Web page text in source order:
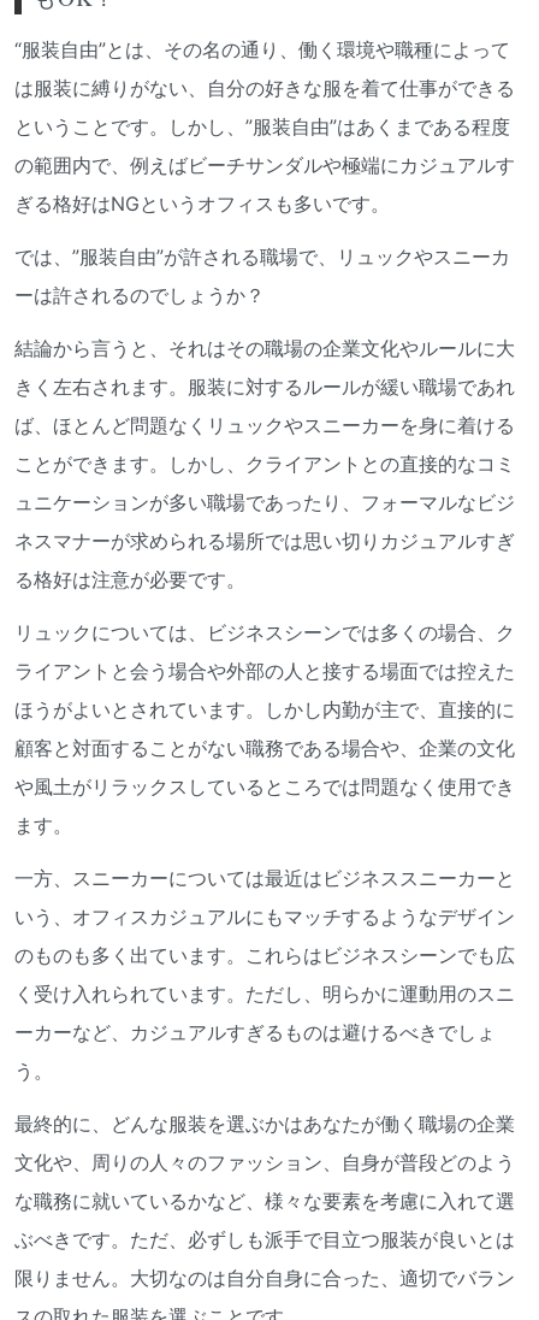
“服装自由”とは、その名の通り、働く環境や職種によって
は服装に縛りがない、自分の好きな服を着て仕事ができる
ということです。しかし、”服装自由”はあくまである程度
の範囲内で、例えばビーチサンダルや極端にカジュアルす
ぎる格好はNGというオフィスも多いです。
では、”服装自由”が許される職場で、リュックやスニーカ
ーは許されるのでしょうか？
結論から言うと、それはその職場の企業文化やルールに大
きく左右されます。服装に対するルールが緩い職場であれ
ば、ほとんど問題なくリュックやスニーカーを身に着ける
ことができます。しかし、クライアントとの直接的なコミ
ュニケーションが多い職場であったり、フォーマルなビジ
ネスマナーが求められる場所では思い切りカジュアルすぎ
る格好は注意が必要です。
リュックについては、ビジネスシーンでは多くの場合、ク
ライアントと会う場合や外部の人と接する場面では控えた
ほうがよいとされています。しかし内勤が主で、直接的に
顧客と対面することがない職務である場合や、企業の文化
や風土がリラックスしているところでは問題なく使用でき
ます。
一方、スニーカーについては最近はビジネススニーカーと
いう、オフィスカジュアルにもマッチするようなデザイン
のものも多く出ています。これらはビジネスシーンでも広
く受け入れられています。ただし、明らかに運動用のスニ
ーカーなど、カジュアルすぎるものは避けるべきでしょ
う。
最終的に、どんな服装を選ぶかはあなたが働く職場の企業
文化や、周りの人々のファッション、自身が普段どのよう
な職務に就いているかなど、様々な要素を考慮に入れて選
ぶべきです。ただ、必ずしも派手で目立つ服装が良いとは
限りません。大切なのは自分自身に合った、適切でバラン